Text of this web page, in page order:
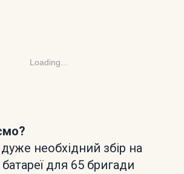
Loading...
необхідний збір на
для 65 бригади